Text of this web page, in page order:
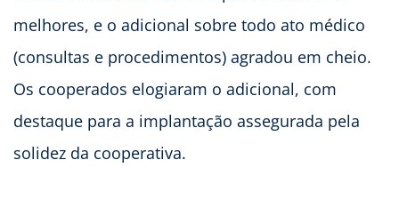
melhores, e o adicional sobre todo ato médico
(consultas e procedimentos) agradou em cheio.
Os cooperados elogiaram o adicional, com
destaque para a implantação assegurada pela
solidez da cooperativa.